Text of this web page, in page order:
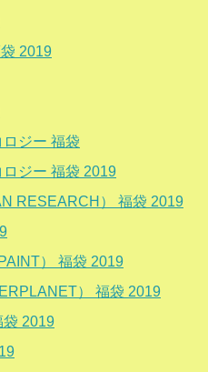
2019
ジー 福袋
ジー 福袋 2019
RESEARCH） 福袋 2019
） 福袋 2019
） 福袋 2019
袋 2019